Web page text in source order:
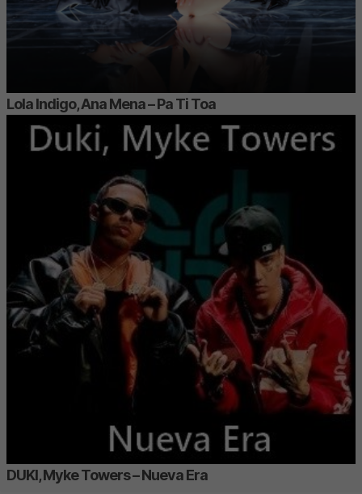
Lola Indigo, Ana Mena – Pa Ti Toa
DUKI, Myke Towers – Nueva Era